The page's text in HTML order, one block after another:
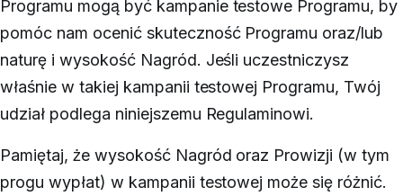
Programu mogą być kampanie testowe Programu, by
pomóc nam ocenić skuteczność Programu oraz/lub
naturę i wysokość Nagród. Jeśli uczestniczysz
właśnie w takiej kampanii testowej Programu, Twój
udział podlega niniejszemu Regulaminowi.
Pamiętaj, że wysokość Nagród oraz Prowizji (w tym
progu wypłat) w kampanii testowej może się różnić.